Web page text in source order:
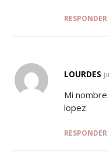
RESPONDER
LOURDES
Mi
lopez
RESPONDER